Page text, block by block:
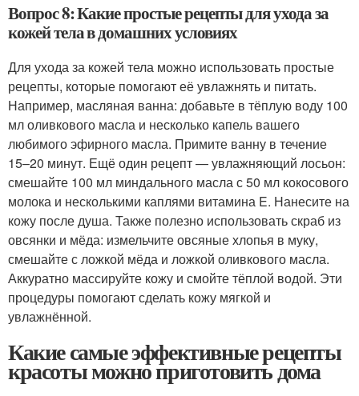
Вопрос 8: Какие простые рецепты для ухода за
кожей тела в домашних условиях
Для ухода за кожей тела можно использовать простые
рецепты, которые помогают её увлажнять и питать.
Например, масляная ванна: добавьте в тёплую воду 100
мл оливкового масла и несколько капель вашего
любимого эфирного масла. Примите ванну в течение
15–20 минут. Ещё один рецепт — увлажняющий лосьон:
смешайте 100 мл миндального масла с 50 мл кокосового
молока и несколькими каплями витамина E. Нанесите на
кожу после душа. Также полезно использовать скраб из
овсянки и мёда: измельчите овсяные хлопья в муку,
смешайте с ложкой мёда и ложкой оливкового масла.
Аккуратно массируйте кожу и смойте тёплой водой. Эти
процедуры помогают сделать кожу мягкой и
увлажнённой.
Какие самые эффективные рецепты
красоты можно приготовить дома